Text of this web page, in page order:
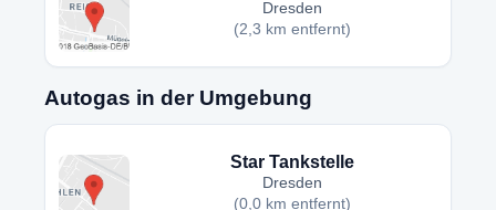
Dresden
(2,3 km entfernt)
Autogas in der Umgebung
Star Tankstelle
Dresden
(0,0 km entfernt)